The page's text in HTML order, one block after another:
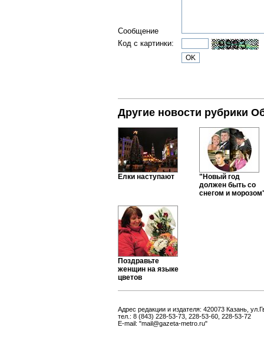
Сообщение
Код с картинки:
Другие новости рубрики
Елки наступают
"Новый год
должен быть со
снегом и
Поздравьте
женщин на языке
цветов
Адрес редакции и издателя: 420073 Казань,
тел.: 8 (843) 228-53-73, 228-53-60, 228-53-72
E-mail: "mail@gazeta-metro.ru"